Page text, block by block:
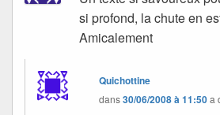
si profond, la chute en
Amicalement
Quichottine
dans30/06/2008 à 11:50a